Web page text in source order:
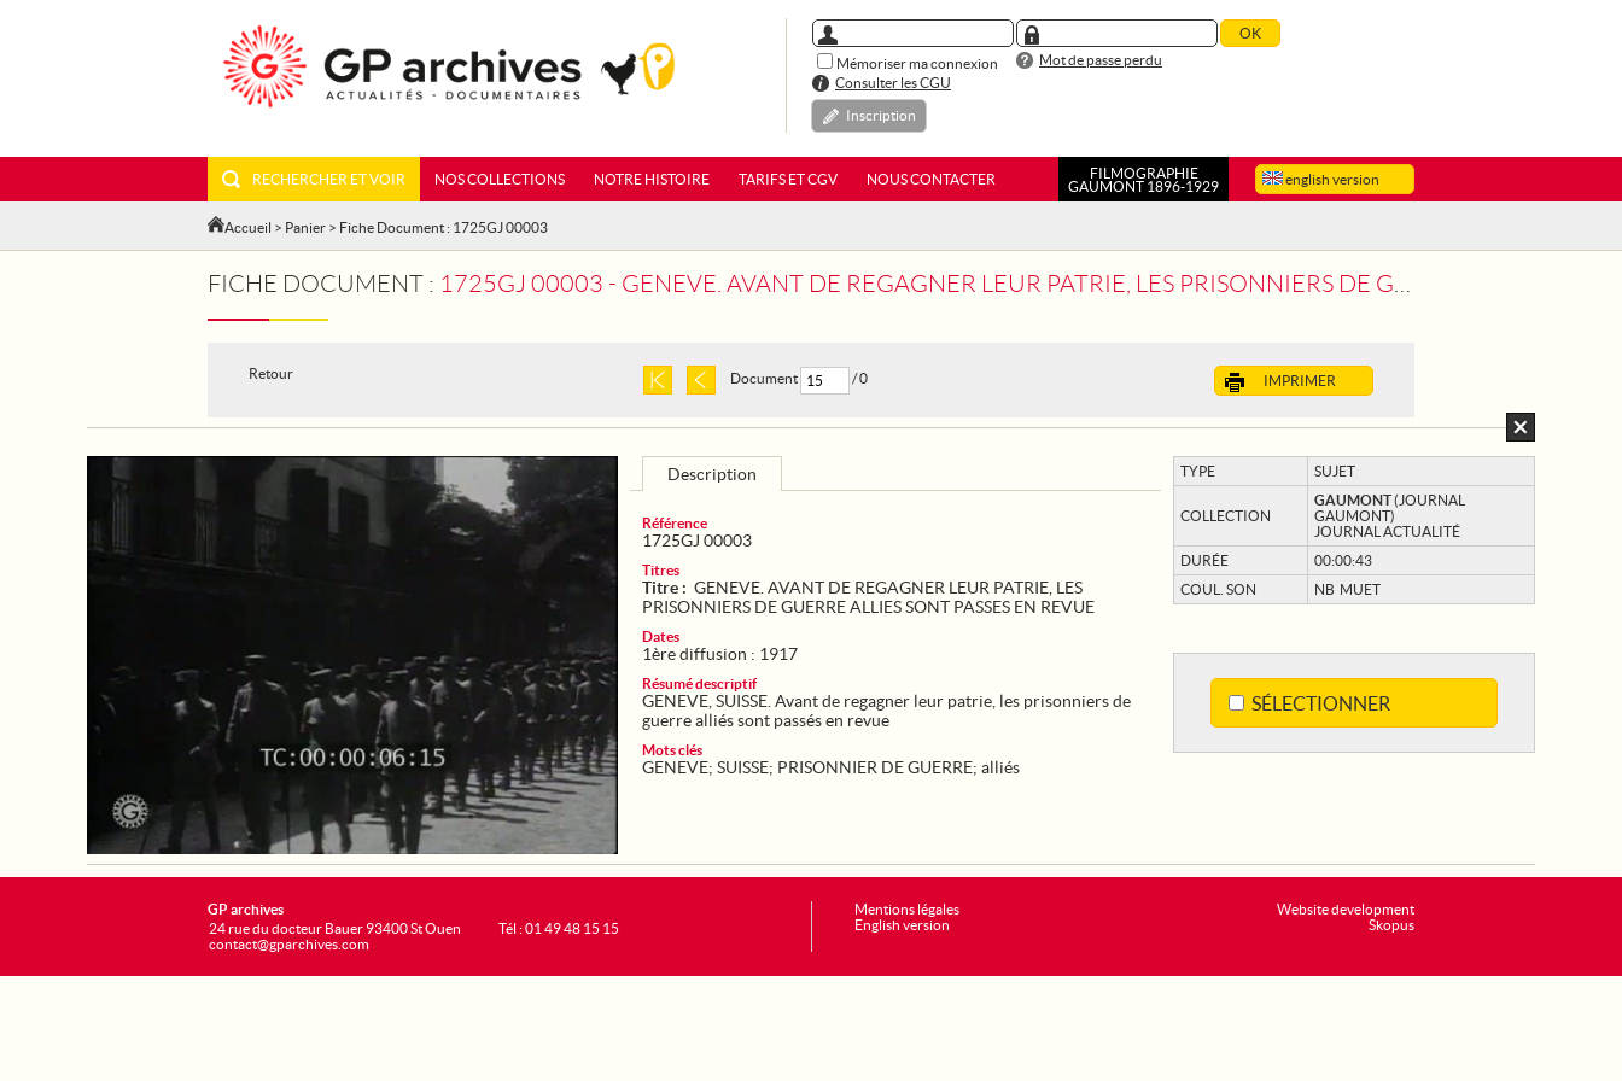
Mémoriser ma connexion
Mot de passe perdu
Consulter les CGU
Inscription
english version
RECHERCHER ET VOIR NOS COLLECTIONS NOTRE HISTOIRE TARIFS ET CGV NOUS CONTACTER
FILMOGRAPHIE
GAUMONT 1896-1929
Accueil > Panier > Fiche Document : 1725GJ 00003
FICHE DOCUMENT : 1725GJ 00003 - GENEVE. AVANT DE REGAGNER LEUR PATRIE, LES PRISONNIERS DE GUERRE ALLIES SONT PASSES EN REVUE
Retour IMPRIMER
Document / 0
TYPE SUJET
COLLECTION
GAUMONT(JOURNAL
GAUMONT)
JOURNAL ACTUALITÉ
DURÉE
00:00:43
COUL. SON
NB MUET
SÉLECTIONNER
Description
Référence
1725GJ 00003
Titres
Titre : GENEVE. AVANT DE REGAGNER LEUR PATRIE, LES
PRISONNIERS DE GUERRE ALLIES SONT PASSES EN REVUE
Dates
1ère diffusion : 1917
Résumé descriptif
GENEVE, SUISSE. Avant de regagner leur patrie, les prisonniers de
guerre alliés sont passés en revue
Mots clés
GENEVE; SUISSE; PRISONNIER DE GUERRE; alliés
Website development
Skopus
GP archives
24 rue du docteur Bauer 93400 St Ouen
contact@gparchives.com
Tél : 01 49 48 15 15
Mentions légales
English version